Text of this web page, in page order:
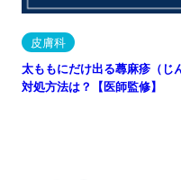
皮膚科
太ももにだけ出る蕁麻疹（じ
対処方法は？【医師監修】